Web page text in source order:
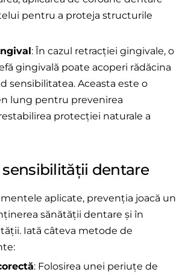
pentru a proteja structurile
: În cazul retracției gingivale, o
gingivală poate acoperi rădăcina
sensibilitatea. Aceasta este o
lung pentru prevenirea
protecției naturale a
sensibilității dentare
aplicate, prevenția joacă un
sănătății dentare și în
Iată câteva metode de
: Folosirea unei periuțe de